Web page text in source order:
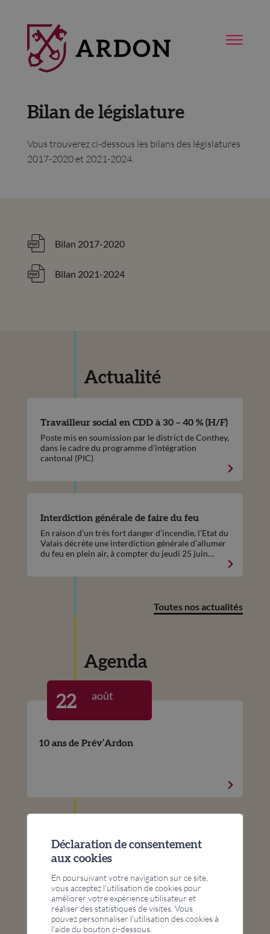
Bilan de législature
Vous trouverez ci-dessous les bilans des législatures
2017-2020 et 2021-2024.
Bilan 2017-2020
Bilan 2021-2024
Actualité
Travailleur social en CDD à 30 – 40 % (H/F)
Poste mis en soumission par le district de Conthey,
dans le cadre du programme d'intégration
cantonal (PIC)
Interdiction générale de faire du feu
En raison d’un très fort danger d’incendie, l’Etat du
Valais décrète une interdiction générale d’allumer
du feu en plein air, à compter du jeudi 25 juin
Toutes nos actualités
Agenda
22 août
10 ans de Prév’Ardon
04 sep
-
04 déc
FC Jass
Pontaise
Déclaration de consentement
aux cookies
En poursuivant votre navigation sur ce site,
vous acceptez l'utilisation de cookies pour
améliorer votre expérience utilisateur et
réaliser des statistiques de visites. Vous
pouvez personnaliser l'utilisation des cookies à
l'aide du bouton ci-dessous.